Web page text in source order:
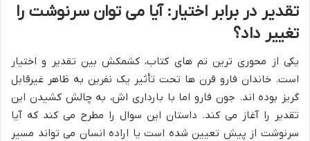
تقدیر در برابر اختیار: آیا می توان سرنوشت را
تغییر داد؟
یکی از محوری ترین تم های کتاب، کشمکش بین تقدیر و اختیار
است. خاندان فارو قرن ها تحت تأثیر یک نفرین به ظاهر غیرقابل
گریز بوده اند. جون فارو اما با بارداری اش، به چالش کشیدن این
تقدیر را آغاز می کند. داستان این سوال را مطرح می کند که آیا
سرنوشت از پیش تعیین شده است یا اراده انسان می تواند مسیر